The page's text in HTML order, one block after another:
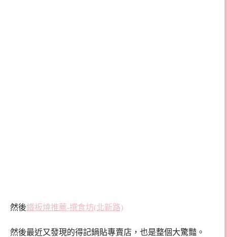
然後鐵板燒推薦-撰食坊(北新路)
然後最近又發現的得記鍋貼專賣店，也是整個大驚豔。